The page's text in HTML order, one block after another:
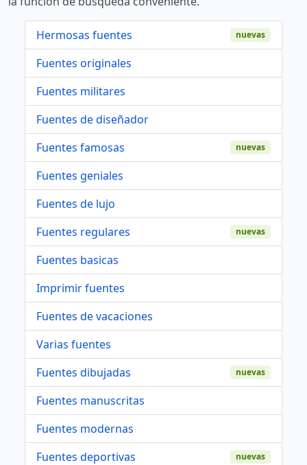
Hermosas fuentes nuevas
Fuentes originales
Fuentes militares
Fuentes de diseñador
Fuentes famosas
nuevas
Fuentes geniales
Fuentes de lujo
Fuentes regulares
nuevas
Fuentes basicas
Imprimir fuentes
Fuentes de vacaciones
Varias fuentes
Fuentes dibujadas
nuevas
Fuentes manuscritas
Fuentes modernas
Fuentes deportivas
nuevas